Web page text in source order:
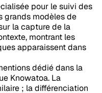
pour le suivi des
grands modèles de
la capture de la
montrant les
apparaissent dans
dédié dans la
Knowatoa. La
; la différenciation